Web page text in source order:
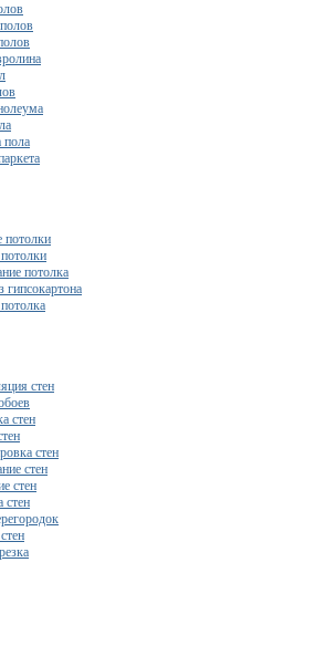
потолки
потолка
гипсокартона
стен
стен
стен
стен
стен
стен